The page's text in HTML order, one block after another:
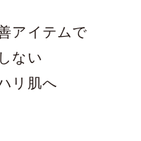
アイテムで
ない
リ肌へ